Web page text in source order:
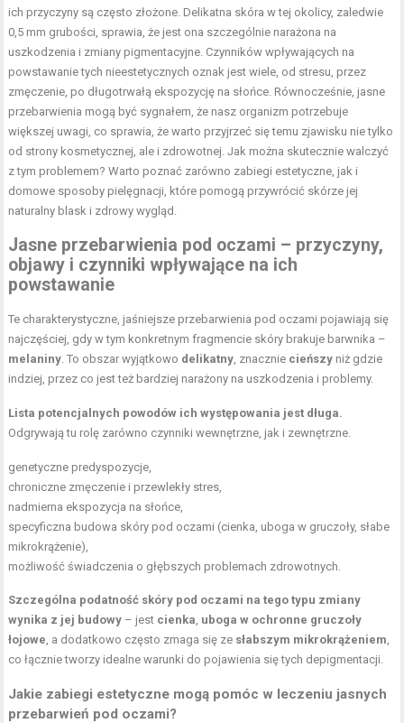
ich przyczyny są często złożone. Delikatna skóra w tej okolicy, zaledwie
0,5 mm grubości, sprawia, że jest ona szczególnie narażona na
uszkodzenia i zmiany pigmentacyjne. Czynników wpływających na
powstawanie tych nieestetycznych oznak jest wiele, od stresu, przez
zmęczenie, po długotrwałą ekspozycję na słońce. Równocześnie, jasne
przebarwienia mogą być sygnałem, że nasz organizm potrzebuje
większej uwagi, co sprawia, że warto przyjrzeć się temu zjawisku nie tylko
od strony kosmetycznej, ale i zdrowotnej. Jak można skutecznie walczyć
z tym problemem? Warto poznać zarówno zabiegi estetyczne, jak i
domowe sposoby pielęgnacji, które pomogą przywrócić skórze jej
naturalny blask i zdrowy wygląd.
Jasne przebarwienia pod oczami – przyczyny,
objawy i czynniki wpływające na ich
powstawanie
Te charakterystyczne, jaśniejsze przebarwienia pod oczami pojawiają się
najczęściej, gdy w tym konkretnym fragmencie skóry brakuje barwnika –
melaniny . To obszar wyjątkowo delikatny , znacznie cieńszy niż gdzie
indziej, przez co jest też bardziej narażony na uszkodzenia i problemy.
Lista potencjalnych powodów ich występowania jest długa.
Odgrywają tu rolę zarówno czynniki wewnętrzne, jak i zewnętrzne.
genetyczne predyspozycje,
chroniczne zmęczenie i przewlekły stres,
nadmierna ekspozycja na słońce,
specyficzna budowa skóry pod oczami (cienka, uboga w gruczoły, słabe
mikrokrążenie),
możliwość świadczenia o głębszych problemach zdrowotnych.
Szczególna podatność skóry pod oczami na tego typu zmiany
wynika z jej budowy – jest cienka uboga w ochronne gruczoły
łojowe , a dodatkowo często zmaga się ze słabszym mikrokrążeniem
co łącznie tworzy idealne warunki do pojawienia się tych depigmentacji.
Jakie zabiegi estetyczne mogą pomóc w leczeniu jasnych
przebarwień pod oczami?